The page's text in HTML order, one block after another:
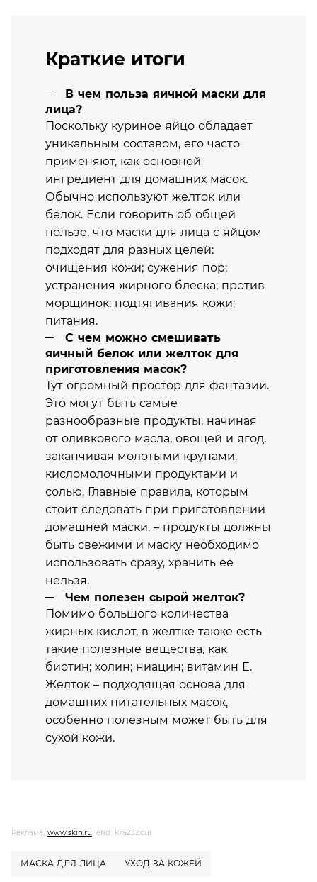
Краткие итоги
В чем польза яичной маски для
лица?
Поскольку куриное яйцо обладает
уникальным составом, его часто
применяют, как основной
ингредиент для домашних масок.
Обычно используют желток или
белок. Если говорить об общей
пользе, что маски для лица с яйцом
подходят для разных целей:
очищения кожи; сужения пор;
устранения жирного блеска; против
морщинок; подтягивания кожи;
питания.
С чем можно смешивать
яичный белок или желток для
приготовления масок?
Тут огромный простор для фантазии.
Это могут быть самые
разнообразные продукты, начиная
от оливкового масла, овощей и ягод,
заканчивая молотыми крупами,
кисломолочными продуктами и
солью. Главные правила, которым
стоит следовать при приготовлении
домашней маски, – продукты должны
быть свежими и маску необходимо
использовать сразу, хранить ее
нельзя.
Чем полезен сырой желток?
Помимо большого количества
жирных кислот, в желтке также есть
такие полезные вещества, как
биотин; холин; ниацин; витамин Е.
Желток – подходящая основа для
домашних питательных масок,
особенно полезным может быть для
сухой кожи.
Реклама, www.skin.ru, erid: Kra23Zcui
МАСКА ДЛЯ ЛИЦА УХОД ЗА КОЖЕЙ